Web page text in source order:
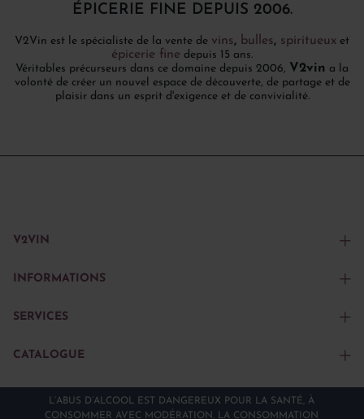
ÉPICERIE FINE DEPUIS 2006.
V2Vin est le spécialiste de la vente de vins, bulles, spiritueux et
épicerie fine depuis 15 ans.
Véritables précurseurs dans ce domaine depuis 2006, V2vin a la
volonté de créer un nouvel espace de découverte, de partage et de
plaisir dans un esprit d'exigence et de convivialité.
V2VIN
INFORMATIONS
SERVICES
CATALOGUE
L’ABUS D’ALCOOL EST DANGEREUX POUR LA SANTÉ, À
CONSOMMER AVEC MODÉRATION. LA CONSOMMATION